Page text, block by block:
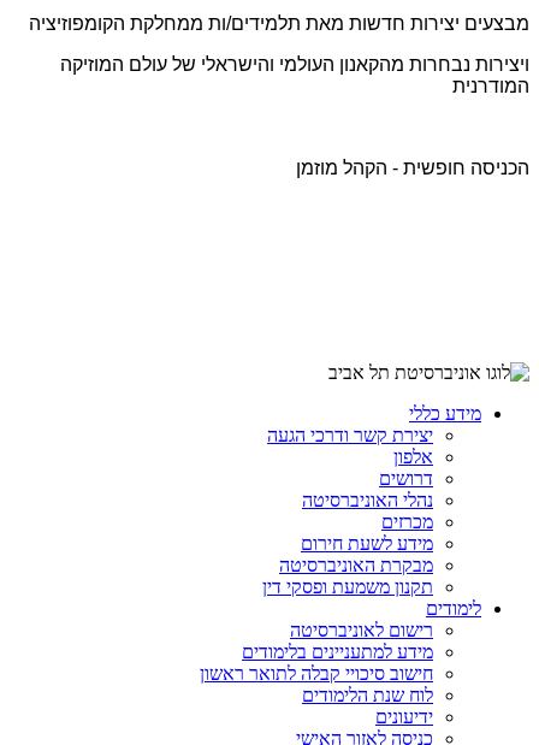
מבצעים יצירות חדשות מאת תלמידים/ות ממחלקת הקומפוזיציה
ויצירות נבחרות מהקאנון העולמי והישראלי של עולם המוזיקה
המודרנית
הכניסה חופשית - הקהל מוזמן
מידע כללי
יצירת קשר ודרכי הגעה
אלפון
דרושים
נהלי האוניברסיטה
מכרזים
מידע לשעת חירום
מבקרת האוניברסיטה
תקנון משמעת ופסקי דין
לימודים
רישום לאוניברסיטה
מידע למתעניינים בלימודים
חישוב סיכויי קבלה לתואר ראשון
לוח שנת הלימודים
ידיעונים
כניסה לאזור האישי